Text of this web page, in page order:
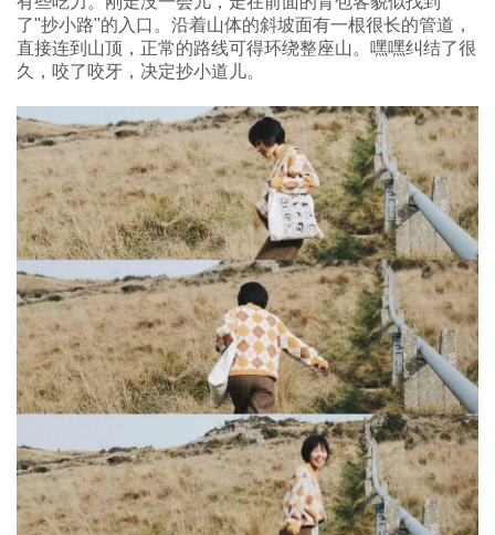
了"抄小路"的入口。沿着山体的斜坡面有一根很长的管道，
直接连到山顶，正常的路线可得环绕整座山。嘿嘿纠结了很
久，咬了咬牙，决定抄小道儿。